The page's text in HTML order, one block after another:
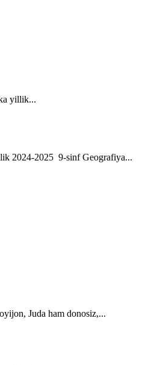
yillik...
2024-2025 9-sinf Geografiya...
Juda ham donosiz,...